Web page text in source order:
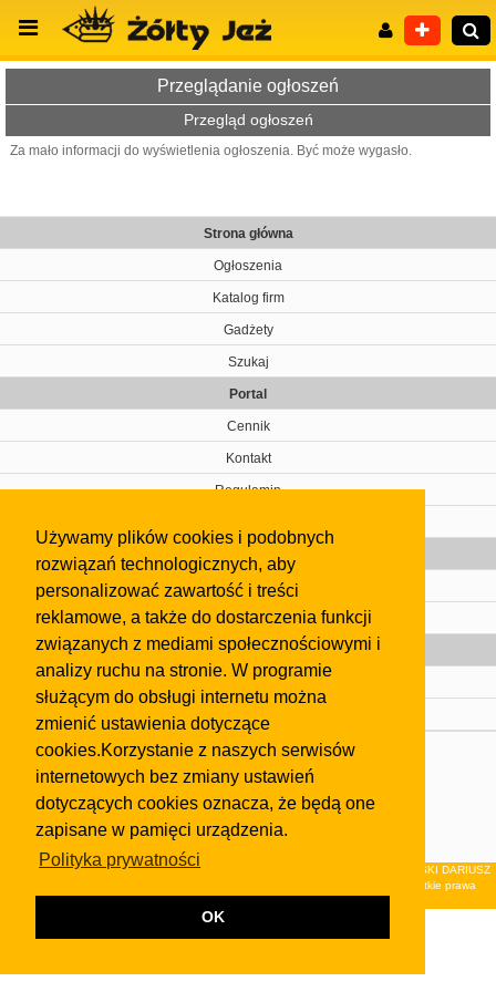
Używamy plików cookies i podobnych
rozwiązań technologicznych, aby
personalizować zawartość i treści
reklamowe, a także do dostarczenia funkcji
związanych z mediami społecznościowymi i
analizy ruchu na stronie. W programie
służącym do obsługi internetu można
zmienić ustawienia dotyczące
cookies.Korzystanie z naszych serwisów
internetowych bez zmiany ustawień
dotyczących cookies oznacza, że będą one
zapisane w pamięci urządzenia.
Polityka prywatności
OK
Przeglądanie ogłoszeń
Przegląd ogłoszeń
Za mało informacji do wyświetlenia ogłoszenia. Być może wygasło.
Strona główna
Ogłoszenia
Katalog firm
Gadżety
Szukaj
Portal
Cennik
Kontakt
Regulamin
Gazeta
Olkusz
Kontakt
Strefa dla biznesu
Biura nieruchomości
Dealerzy i autokomisy
Skontaktuj się z nami
regulaminuiPolityki Prywatności.
Klauzula FB
© 2026Wydawnictwo NEON sp. z o.o. (dawniej: FIRMA NEON MAREK KLUCZEWSKI DARIUSZ
KRAWCZYK s.c.) z siedzibą w Olkuszu, ul.Żuradzka 15, 32-300 Olkusz . Wszystkie prawa